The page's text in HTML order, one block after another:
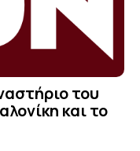
του
και το